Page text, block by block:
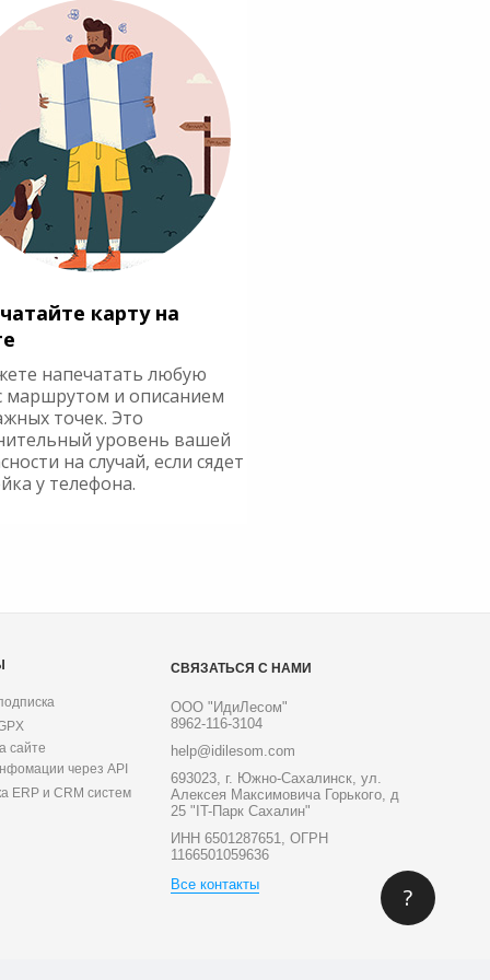
карту на
напечатать любую
маршрутом и описанием
точек. Это
уровень вашей
на случай, если сядет
у телефона.
сайте
через API
ERP и CRM систем
СВЯЗАТЬСЯ С НАМИ
ООО "ИдиЛесом"
8962-116-3104
help@idilesom.com
693023, г. Южно-Сахалинск, ул.
Алексея Максимовича Горького, д
25 "IT-Парк Сахалин"
ИНН 6501287651, ОГРН
1166501059636
Все контакты
?